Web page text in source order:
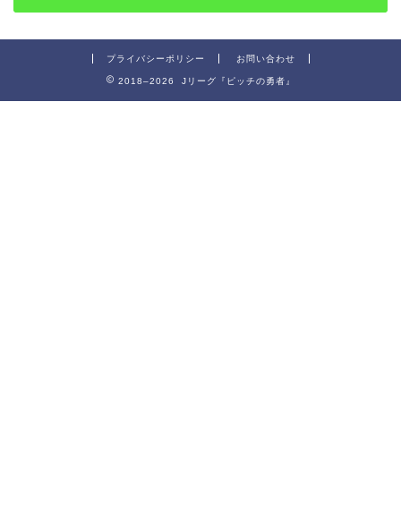
プライバシーポリシー お問い合わせ
2018–2026 Jリーグ『ピッチの勇者』